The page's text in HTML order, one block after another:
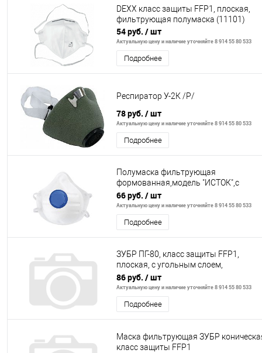
DEXX класс защиты FFP1, плоская,
фильтрующая полумаска (11101)
54 руб. / шт
Актуальную цену и наличие уточняйте 8 914 55 80 533
Подробнее
Респиратор У-2К /Р/
78 руб. / шт
Актуальную цену и наличие уточняйте 8 914 55 80 533
Подробнее
Полумаска фильтрующая
формованная,модель "ИСТОК",с
угольным слоем,с клапаном выдоха
FFP1 NR// Россия
66 руб. / шт
Актуальную цену и наличие уточняйте 8 914 55 80 533
Подробнее
ЗУБР ПГ-80, класс защиты FFP1,
плоская, с угольным слоем,
фильтрующая полумаска с клапаном
выдоха,
86 руб. / шт
Актуальную цену и наличие уточняйте 8 914 55 80 533
Подробнее
Маска фильтрующая ЗУБР
класс защиты FFP1